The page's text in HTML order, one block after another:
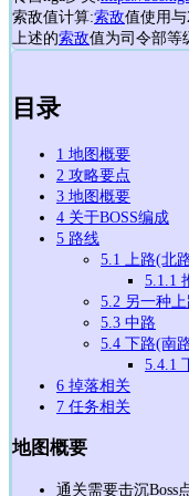
索敌值计算:索敌值使用
上述的索敌值为司令部等
目录
1 地图概要
2 攻略要点
3 地图概要
4 关于BOSS编成
5 路线
5.1
上路(北
5.1.1
5.2 另一种
5.3 中路
5.4 下路(南
5.4.1
6 掉落相关
7 任务相关
地图概要
通关需要击沉Boss